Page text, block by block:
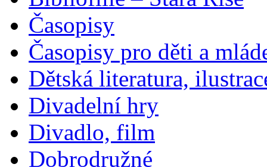
Časopisy
Časopisy pro děti a
Dětská literatura,
Divadelní hry
Divadlo, film
Dobrodružné